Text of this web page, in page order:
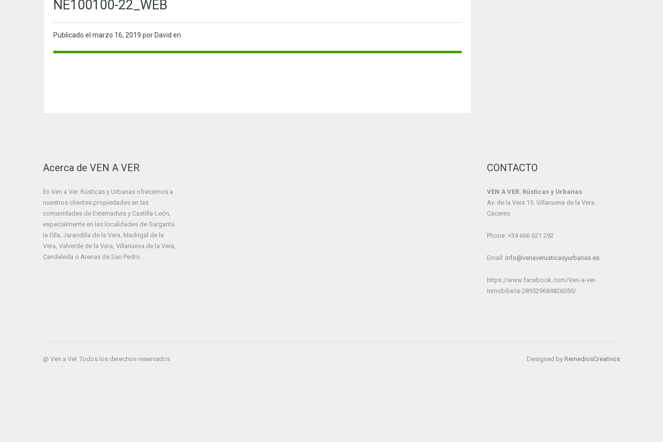
NE100100-22_WEB
Publicado el marzo 16, 2019 por David en
Acerca de VEN A VER
En Ven a Ver. Rústicas y Urbanas ofrecemos a
nuestros clientes propiedades en las
comunidades de Extemadura y Castilla-León,
especialmente en las localidades de Garganta
la Olla, Jarandilla de la Vera, Madrigal de la
Vera, Valverde de la Vera, Villanueva de la Vera,
Candeleda o Arenas de San Pedro.
CONTACTO
VEN A VER. Rústicas y Urbanas
Av. de la Vera 15. Villanueva de la Vera.
Cáceres
Phone: +34 666 621 292
Email: info@venaverusticasyurbanas.es
https://www.facebook.com/Ven-a-ver-
Inmobiliaria-289529684826050/
@ Ven a Ver. Todos los derechos reservados Designed by RemediosCreativos